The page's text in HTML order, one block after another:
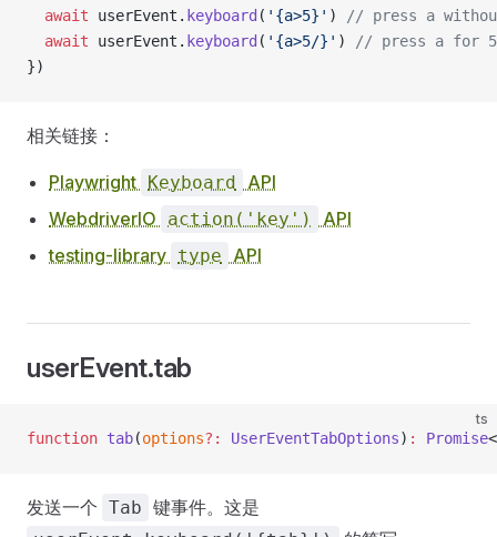
  await
userEvent. keyboard ( '{a>5}' )
// press a
  await
userEvent. keyboard ( '{a>5/}' )
// press a for 5
})
相关链接：
Playwright Keyboard
API
WebdriverIO
action('key')
API
testing-library type API
userEvent.tab
ts
function tab(options?: UserEventTabOptions) : Promise<
发送一个 Tab 键事件。这是